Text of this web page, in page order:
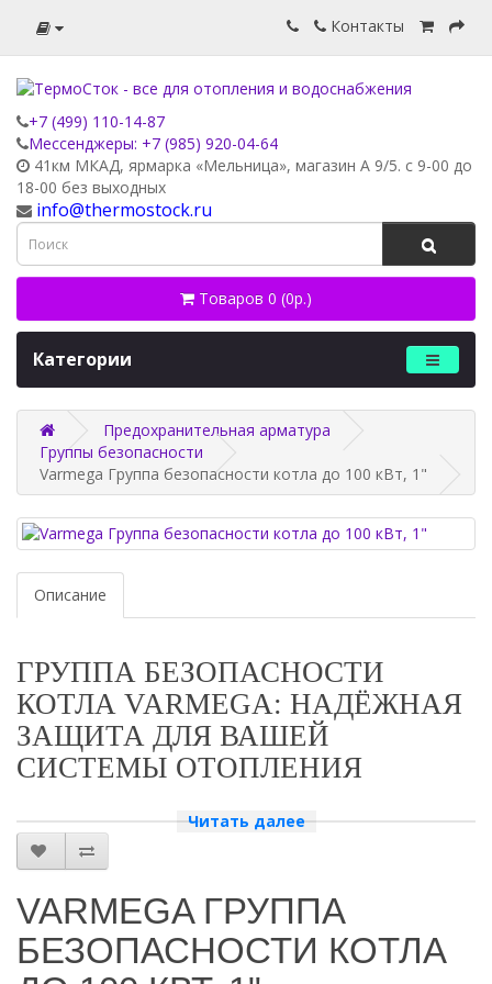
Контакты
+7 (499) 110-14-87
Мессенджеры: +7 (985) 920-04-64
41км МКАД, ярмарка «Мельница», магазин А 9/5. с 9-00 до
18-00 без выходных
info@thermostock.ru
Товаров 0 (0р.)
Категории
Предохранительная арматура
Группы безопасности
Varmega Группа безопасности котла до 100 кВт, 1"
Описание
ГРУППА БЕЗОПАСНОСТИ
КОТЛА VARMEGA: НАДЁЖНАЯ
ЗАЩИТА ДЛЯ ВАШЕЙ
СИСТЕМЫ ОТОПЛЕНИЯ
ПОЧЕМУ СТОИТ ВЫБРАТЬ ГРУППУ БЕЗОПАСНОСТИ
VARMEGA?
Группа безопасности котла Varmega — это незаменимый элемент
аварийных ситуаций. Она предотвращает возможные повреждения
срок службы и стабильную работу.
Читать далее
VARMEGA ГРУППА
БЕЗОПАСНОСТИ КОТЛА